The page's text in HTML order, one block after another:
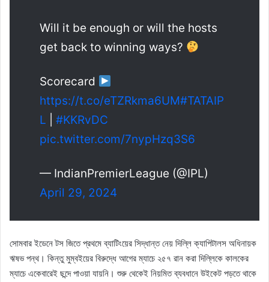
Will it be enough or will the hosts
get back to winning ways?
Scorecard
https://t.co/eTZRkma6UM#TATAIP
L
#KKRvDC
pic.twitter.com/7nypHzq3S6
— IndianPremierLeague (@IPL)
April 29, 2024
সোমবার ইডেনে টস জিতে প্রথমে ব্যাটিংয়ের সিদ্ধান্ত নেয় দিল্লি ক্যাপিটালস অধিনায়ক
ঋষভ পন্থ। কিন্তু মুম্বইয়ের বিরুদ্ধে আগের ম্যাচে ২৫৭ রান করা দিল্লিকে কালকের
ম্যাচে একেবারেই ছন্দে পাওয়া যায়নি। শুরু থেকেই নিয়মিত ব্যবধানে উইকেট পড়তে থাকে